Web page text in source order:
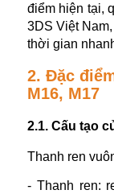
điểm hiện tại,
3DS Việt
thời gian
2. Đặc
M16, M17
2.1. Cấu tạo
Thanh ren
- Thanh ren: